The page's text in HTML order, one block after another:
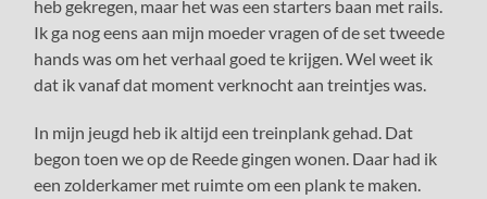
heb gekregen, maar het was een starters baan met rails.
Ik ga nog eens aan mijn moeder vragen of de set tweede
hands was om het verhaal goed te krijgen. Wel weet ik
dat ik vanaf dat moment verknocht aan treintjes was.
In mijn jeugd heb ik altijd een treinplank gehad. Dat
begon toen we op de Reede gingen wonen. Daar had ik
een zolderkamer met ruimte om een plank te maken.